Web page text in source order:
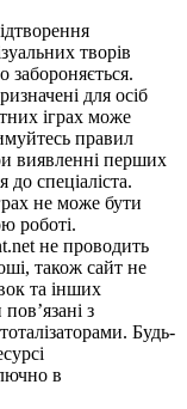
творів
забороняється.
для осіб
іграх може
правил
виявленні перших
до спеціаліста.
не може бути
роботі.
не проводить
також сайт не
та інших
з
Будь-
в